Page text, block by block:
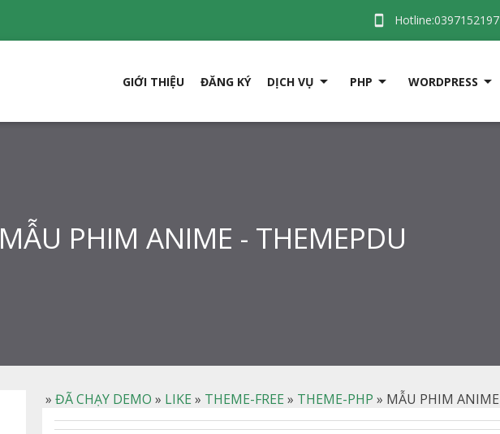
 Hotline:0397152197
GIỚI THIỆU ĐĂNG KÝ DỊCH VỤ  PHP  WORDPRESS 
MẪU PHIM ANIME - THEMEPDU
» ĐÃ CHẠY DEMO » LIKE » THEME-FREE » THEME-PHP » MẪU PHIM ANIME